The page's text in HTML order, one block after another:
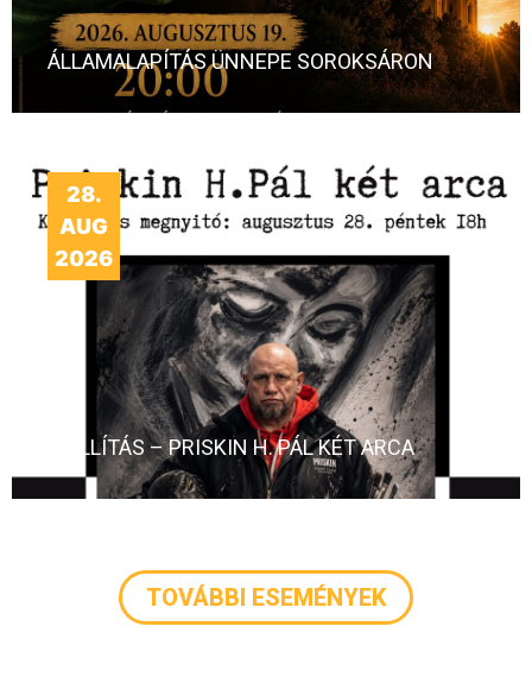
ÁLLAMALAPÍTÁS ÜNNEPE SOROKSÁRON
28.
AUG
2026
KIÁLLÍTÁS – PRISKIN H. PÁL KÉT ARCA
TOVÁBBI ESEMÉNYEK